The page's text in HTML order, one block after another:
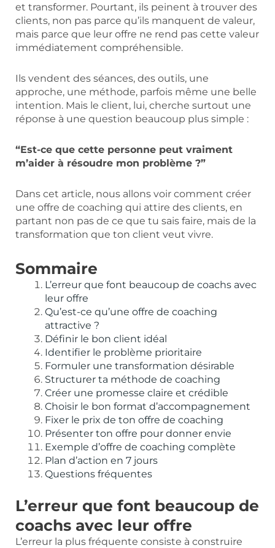
et transformer. Pourtant, ils peinent à trouver des
clients, non pas parce qu’ils manquent de valeur,
mais parce que leur offre ne rend pas cette valeur
immédiatement compréhensible.
Ils vendent des séances, des outils, une
approche, une méthode, parfois même une belle
intention. Mais le client, lui, cherche surtout une
réponse à une question beaucoup plus simple :
“Est-ce que cette personne peut vraiment
m’aider à résoudre mon problème ?”
Dans cet article, nous allons voir comment créer
une offre de coaching qui attire des clients, en
partant non pas de ce que tu sais faire, mais de la
transformation que ton client veut vivre.
Sommaire
L’erreur que font beaucoup de coachs avec
leur offre
Qu’est-ce qu’une offre de coaching
attractive ?
Définir le bon client idéal
Identifier le problème prioritaire
Formuler une transformation désirable
Structurer ta méthode de coaching
Créer une promesse claire et crédible
Choisir le bon format d’accompagnement
Fixer le prix de ton offre de coaching
Présenter ton offre pour donner envie
Exemple d’offre de coaching complète
Plan d’action en 7 jours
Questions fréquentes
L’erreur que font beaucoup de
coachs avec leur offre
L’erreur la plus fréquente consiste à construire